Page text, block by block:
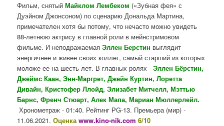
Фильм, снятыйМайклом Лембеком («Зубная фея» с
Дуэйном Джонсоном) по сценарию Дональда Мартина,
примечателен хотя бы потому, что нечасто можно увидеть
88-летнюю актрису в главной роли в мейнстримовом
фильме. И неподражаемаяЭллен Берстин выглядит
энергичнее и живее своих коллег, самый старший из которых
моложе ее на шесть лет. В главных ролях -Эллен Бёрстин,
Джеймс Каан, Энн-Маргрет, Джейн Куртин, Лоретта
Дивайн, Кристофер Ллойд, Элизабет Митчелл, Мэттью
Барнс, Френч Стюарт, Алек Мапа, Мариан Мюллерлейл.
Хронометраж - 01:40. Рейтинг PG-13. Премьера (мир) -
11.06.2021.Оценкаwww.kino-nik.com 6/10